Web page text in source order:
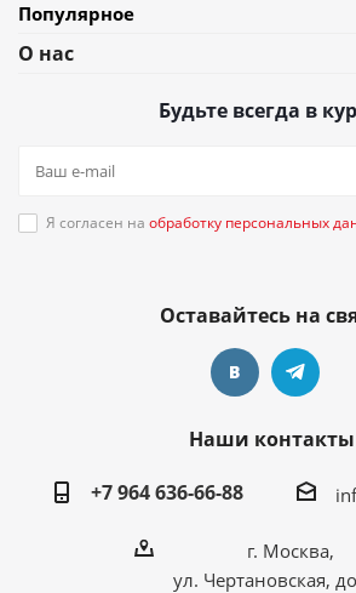
Популярное
О нас
Будьте всегда в
Я согласен на обработку персональных
Оставайтесь на
Наши контакты
+7 964 636-66-88
г. Москва,
ул. Чертановская,